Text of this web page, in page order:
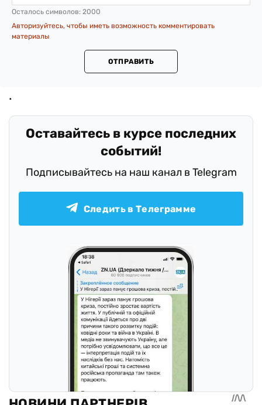
Осталось символов: 2000
Авторизуйтесь, чтобы иметь возможность комментировать
материалы
ОТПРАВИТЬ
Оставайтесь в курсе последних
событий!
Подписывайтесь на наш канал в Telegram
Следить в Телеграмме